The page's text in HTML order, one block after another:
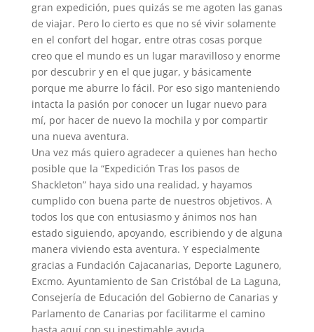
gran expedición, pues quizás se me agoten las ganas
de viajar. Pero lo cierto es que no sé vivir solamente
en el confort del hogar, entre otras cosas porque
creo que el mundo es un lugar maravilloso y enorme
por descubrir y en el que jugar, y básicamente
porque me aburre lo fácil. Por eso sigo manteniendo
intacta la pasión por conocer un lugar nuevo para
mí, por hacer de nuevo la mochila y por compartir
una nueva aventura.
Una vez más quiero agradecer a quienes han hecho
posible que la “Expedición Tras los pasos de
Shackleton” haya sido una realidad, y hayamos
cumplido con buena parte de nuestros objetivos. A
todos los que con entusiasmo y ánimos nos han
estado siguiendo, apoyando, escribiendo y de alguna
manera viviendo esta aventura. Y especialmente
gracias a Fundación Cajacanarias, Deporte Lagunero,
Excmo. Ayuntamiento de San Cristóbal de La Laguna,
Consejería de Educación del Gobierno de Canarias y
Parlamento de Canarias por facilitarme el camino